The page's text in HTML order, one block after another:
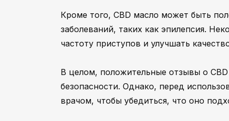
Кроме того, CBD масло может быть
заболеваний, таких как эпилепсия.
частоту приступов и улучшать
В целом, положительные отзывы о
безопасности. Однако, перед
врачом, чтобы убедиться, что оно